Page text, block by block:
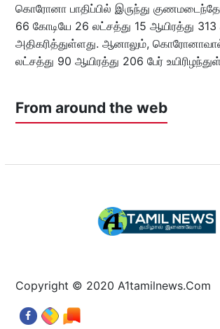
கொரோனா பாதிப்பில் இருந்து
66 கோடியே 26 லட்சத்து 15 ஆயிரத்து
அதிகரித்துள்ளது. ஆனாலும்,
லட்சத்து 90 ஆயிரத்து 206 பேர்
From around the web
Copyright © 2020 A1tamilnews.Com